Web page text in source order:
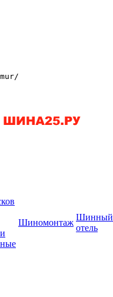
Шиномонтаж
Шинный
отель